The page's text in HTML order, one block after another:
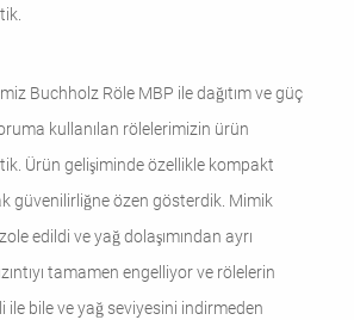
Buchholz Röle MBP ile dağıtım ve güç
kullanılan rölelerimizin ürün
Ürün gelişiminde özellikle kompakt
güvenilirliğne özen gösterdik. Mimik
edildi ve yağ dolaşımından ayrı
tamamen engelliyor ve rölelerin
ile bile ve yağ seviyesini indirmeden